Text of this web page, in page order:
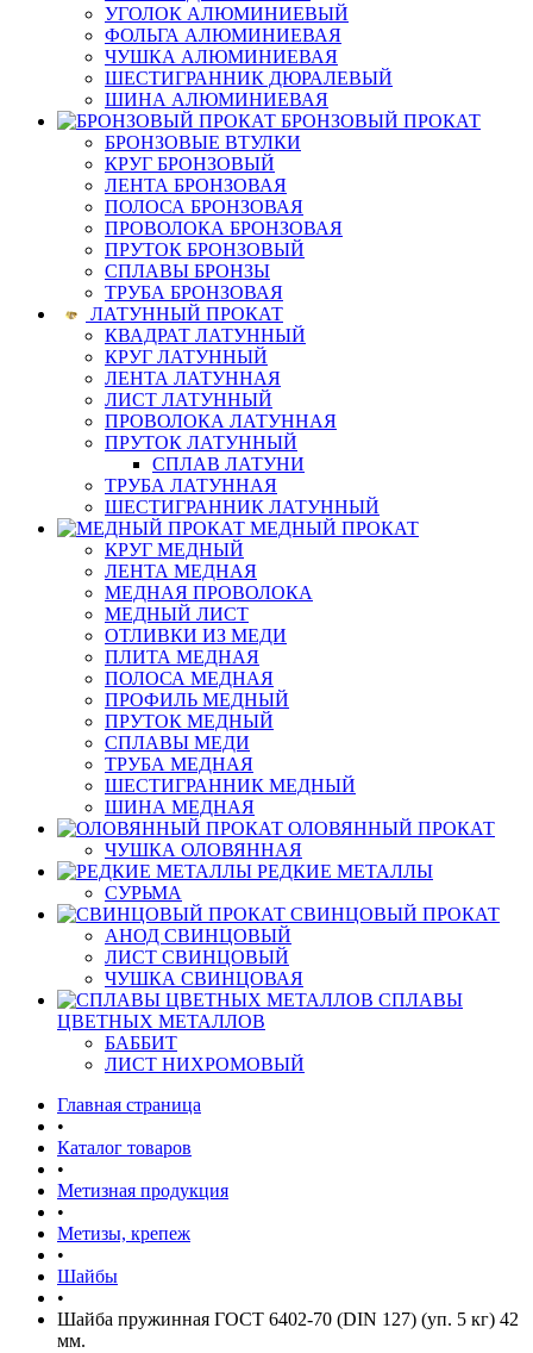
УГОЛОК АЛЮМИНИЕВЫЙ
ФОЛЬГА АЛЮМИНИЕВАЯ
ЧУШКА АЛЮМИНИЕВАЯ
ШЕСТИГРАННИК ДЮРАЛЕВЫЙ
ШИНА АЛЮМИНИЕВАЯ
БРОНЗОВЫЙ ПРОКАТ
БРОНЗОВЫЕ ВТУЛКИ
КРУГ БРОНЗОВЫЙ
ЛЕНТА БРОНЗОВАЯ
ПОЛОСА БРОНЗОВАЯ
ПРОВОЛОКА БРОНЗОВАЯ
ПРУТОК БРОНЗОВЫЙ
СПЛАВЫ БРОНЗЫ
ТРУБА БРОНЗОВАЯ
ЛАТУННЫЙ ПРОКАТ
КВАДРАТ ЛАТУННЫЙ
КРУГ ЛАТУННЫЙ
ЛЕНТА ЛАТУННАЯ
ЛИСТ ЛАТУННЫЙ
ПРОВОЛОКА ЛАТУННАЯ
ПРУТОК ЛАТУННЫЙ
СПЛАВ ЛАТУНИ
ТРУБА ЛАТУННАЯ
ШЕСТИГРАННИК ЛАТУННЫЙ
МЕДНЫЙ ПРОКАТ
КРУГ МЕДНЫЙ
ЛЕНТА МЕДНАЯ
МЕДНАЯ ПРОВОЛОКА
МЕДНЫЙ ЛИСТ
ОТЛИВКИ ИЗ МЕДИ
ПЛИТА МЕДНАЯ
ПОЛОСА МЕДНАЯ
ПРОФИЛЬ МЕДНЫЙ
ПРУТОК МЕДНЫЙ
СПЛАВЫ МЕДИ
ТРУБА МЕДНАЯ
ШЕСТИГРАННИК МЕДНЫЙ
ШИНА МЕДНАЯ
ОЛОВЯННЫЙ ПРОКАТ
ЧУШКА ОЛОВЯННАЯ
РЕДКИЕ МЕТАЛЛЫ
СУРЬМА
СВИНЦОВЫЙ ПРОКАТ
АНОД СВИНЦОВЫЙ
ЛИСТ СВИНЦОВЫЙ
ЧУШКА СВИНЦОВАЯ
СПЛАВЫ
ЦВЕТНЫХ МЕТАЛЛОВ
БАББИТ
ЛИСТ НИХРОМОВЫЙ
Главная страница
•
Каталог товаров
•
Метизная продукция
•
Метизы, крепеж
•
Шайбы
•
Шайба пружинная ГОСТ 6402-70 (DIN 127) (уп. 5 кг) 42
мм.